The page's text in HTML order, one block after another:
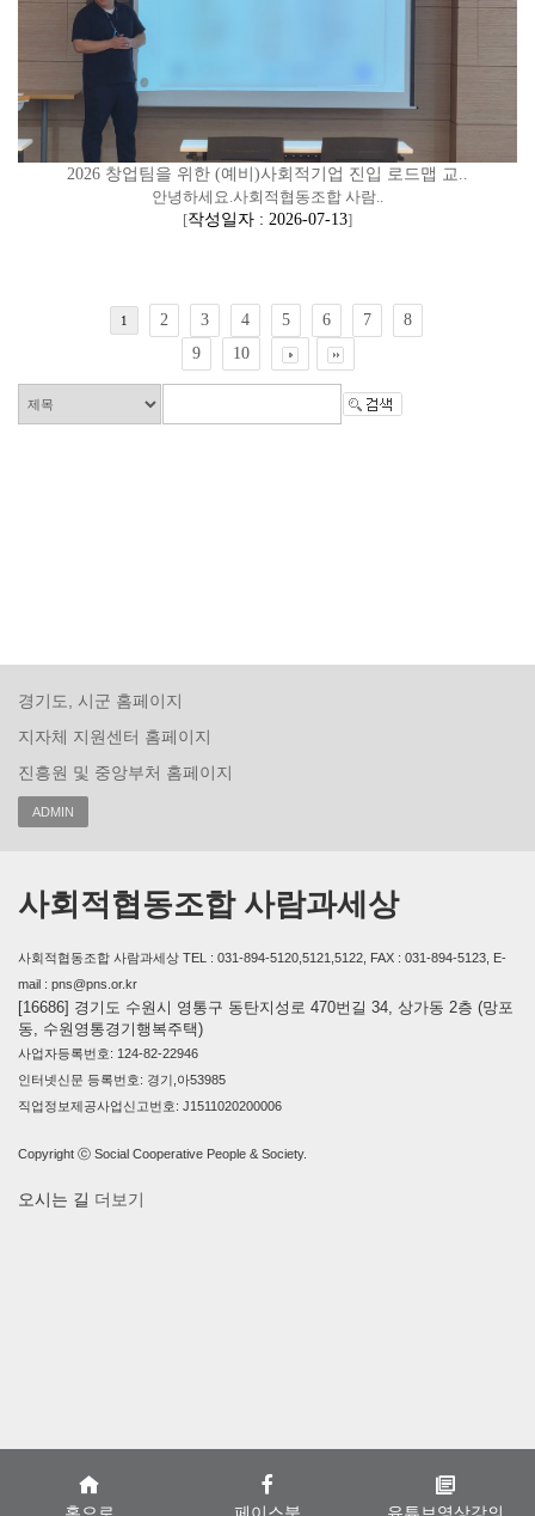
2026 창업팀을 위한 (예비)사회적기업 진입 로드맵 교..
안녕하세요.사회적협동조합 사람..
[작성일자 : 2026-07-13]
1 2 3 4 5 6 7
8
9
10
경기도, 시군 홈페이지
지자체 지원센터 홈페이지
진흥원 및 중앙부처 홈페이지
ADMIN
사회적협동조합 사람과세상
사회적협동조합 사람과세상 TEL : 031-894-5120,5121,5122, FAX : 031-894-5123, E-
mail : pns@pns.or.kr
[16686] 경기도 수원시 영통구 동탄지성로 470번길 34, 상가동 2층 (망포
동, 수원영통경기행복주택)
사업자등록번호: 124-82-22946
인터넷신문 등록번호: 경기,아53985
직업정보제공사업신고번호: J1511020200006
Copyright ⓒ Social Cooperative People & Society.
오시는 길 더보기